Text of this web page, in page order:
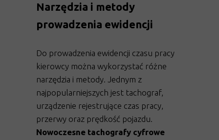
Narzędzia i metody
prowadzenia ewidencji
Do prowadzenia ewidencji czasu pracy
kierowcy można wykorzystać różne
narzędzia i metody. Jednym z
najpopularniejszych jest tachograf,
urządzenie rejestrujące czas pracy,
przerwy oraz prędkość pojazdu.
Nowoczesne tachografy cyfrowe